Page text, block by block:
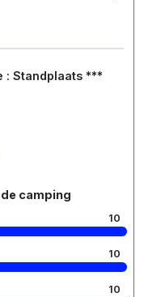
: Standplaats ***
camping
10
10
10